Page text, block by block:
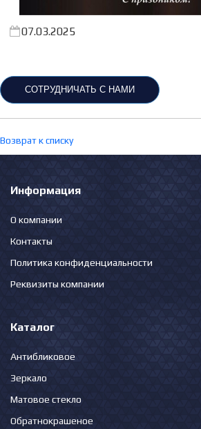
07.03.2025
СОТРУДНИЧАТЬ С НАМИ
Возврат к списку
Информация
О компании
Контакты
Политика конфиденциальности
Реквизиты компании
Каталог
Антибликовое
Зеркало
Матовое стекло
Обратнокрашеное